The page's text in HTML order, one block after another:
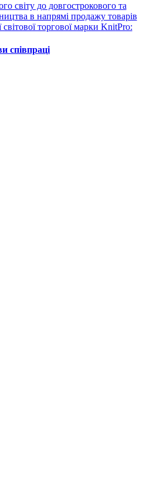
світу до довгострокового та
в напрямі продажу товарів
світової торгової марки KnitPro:
співпраці